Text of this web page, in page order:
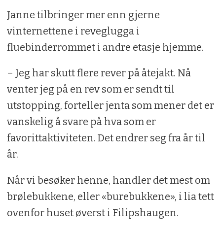
Janne tilbringer mer enn gjerne
vinternettene i reveglugga i
fluebinderrommet i andre etasje hjemme.
– Jeg har skutt flere rever på åtejakt. Nå
venter jeg på en rev som er sendt til
utstopping, forteller jenta som mener det er
vanskelig å svare på hva som er
favorittaktiviteten. Det endrer seg fra år til
år.
Når vi besøker henne, handler det mest om
brølebukkene, eller «burebukkene», i lia tett
ovenfor huset øverst i Filipshaugen.